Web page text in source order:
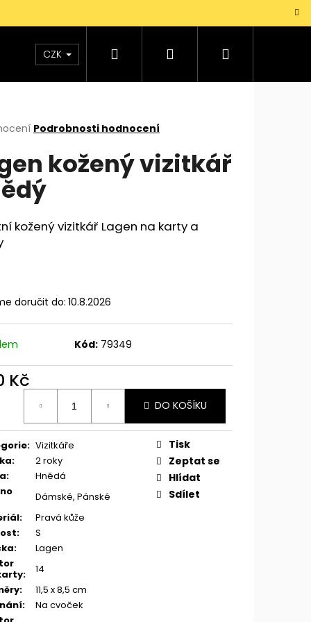
VŮNĚ DOPLŇKY
CZK Hledat PřihlášeníNákupní
Podrobnosti hodnocení
kožený vizitkář
kožený vizitkář Lagen na karty a
doručit do: 10.8.2026
Kód: 79349
Kč
DO KOŠÍKU
: Vizitkáře
:
2 roky
:
Hnědá
Dámské, Pánské
:
Pravá kůže
:
S
:
Lagen
:
14
:
11,5 x 8,5 cm
:
Na cvoček
Tisk
Zeptat se
Hlídat
Sdílet